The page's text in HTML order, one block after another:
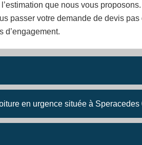
que nous vous
passer votre demande de devis pas
d’engagement.
en urgence située à Speracedes